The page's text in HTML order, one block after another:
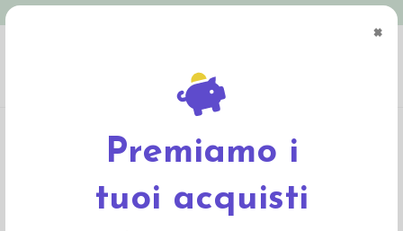
×
Premiamo i
tuoi acquisti
biologico -col. righe blu notte